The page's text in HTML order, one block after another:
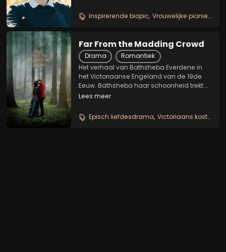
waarna ze als de Grande Dame de
Champagne bekendstaat. Met...
Inspirerende biopic Vrouwelijke pionier
Far From the Madding Crowd
Drama
Romantiek
Het verhaal van Bathsheba Everdene in
het Victoriaanse Engeland van de 19de
Eeuw. Bathsheba haar schoonheid trekt al
snel de aandacht van drie verschillende
de sergeant Frank Troy en de oudere
vrijgezel...
Lees meer
Episch liefdesdrama Victoriaans kostuumdrama